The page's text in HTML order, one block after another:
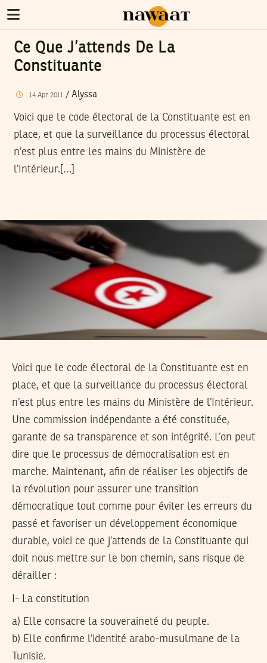
Ce Que J’attends De La
Constituante
14 Apr 2011/ Alyssa
Voici que le code électoral de la Constituante est en
place, et que la surveillance du processus électoral
n’est plus entre les mains du Ministère de
l’Intérieur.[…]
Voici que le code électoral de la Constituante est en
place, et que la surveillance du processus électoral
n’est plus entre les mains du Ministère de l’Intérieur.
Une commission indépendante a été constituée,
garante de sa transparence et son intégrité. L’on peut
dire que le processus de démocratisation est en
marche. Maintenant, afin de réaliser les objectifs de
la révolution pour assurer une transition
démocratique tout comme pour éviter les erreurs du
passé et favoriser un développement économique
durable, voici ce que j’attends de la Constituante qui
doit nous mettre sur le bon chemin, sans risque de
dérailler :
I- La constitution
a) Elle consacre la souveraineté du peuple.
b) Elle confirme l’identité arabo-musulmane de la
Tunisie.